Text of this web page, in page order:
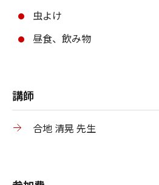
虫よけ
昼食、飲み物
講師
合地 清晃 先生